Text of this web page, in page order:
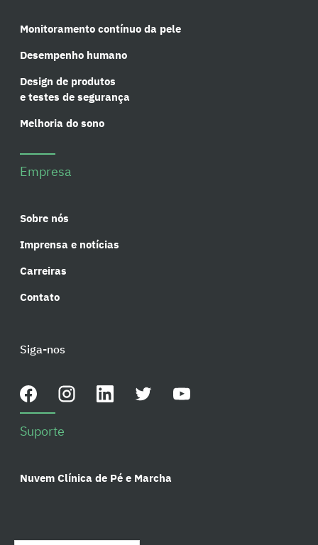
Monitoramento contínuo da pele
Desempenho humano
Design de produtos
e testes de segurança
Melhoria do sono
Empresa
Sobre nós
Imprensa e notícias
Carreiras
Contato
Siga-nos
Suporte
Nuvem Clínica de Pé e Marcha